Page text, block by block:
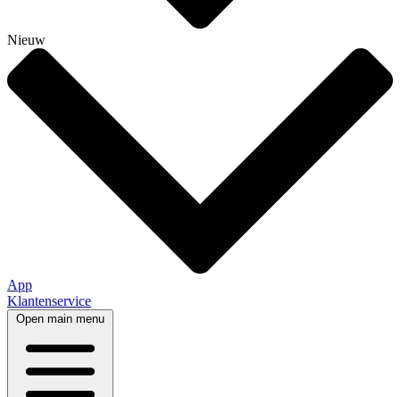
Nieuw
App
Klantenservice
Open main menu